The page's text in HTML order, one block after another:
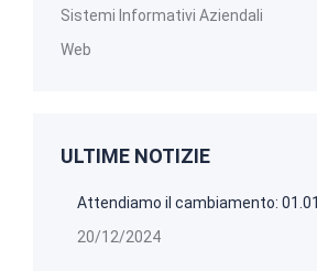
Sistemi Informativi Aziendali
Web
ULTIME NOTIZIE
Attendiamo il cambiamento:
20/12/2024